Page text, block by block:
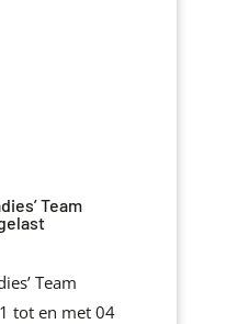
Team
Team
tot en met 04